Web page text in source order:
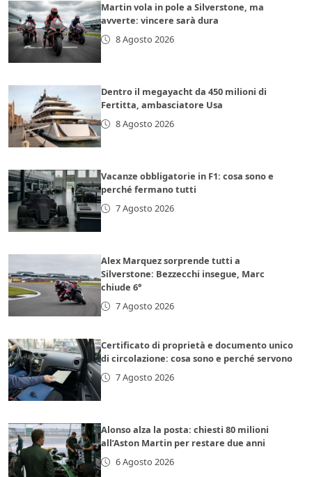
Martin vola in pole a Silverstone, ma
avverte: vincere sarà dura
8 Agosto 2026
Dentro il megayacht da 450 milioni di
Fertitta, ambasciatore Usa
8 Agosto 2026
Vacanze obbligatorie in F1: cosa sono e
perché fermano tutti
7 Agosto 2026
Alex Marquez sorprende tutti a
Silverstone: Bezzecchi insegue, Marc
chiude 6°
7 Agosto 2026
Certificato di proprietà e documento unico
di circolazione: cosa sono e perché servono
7 Agosto 2026
Alonso alza la posta: chiesti 80 milioni
all’Aston Martin per restare due anni
6 Agosto 2026